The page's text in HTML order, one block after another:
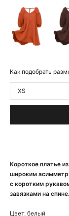
Короткое платье
широким
с коротким
завязками на спине.
Цвет: белый
Как подобрать
XS